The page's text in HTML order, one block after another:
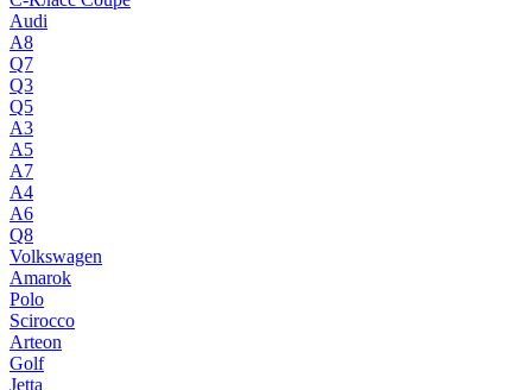
Audi
A8
Q7
Q3
Q5
A3
A5
A7
A4
A6
Q8
Volkswagen
Amarok
Polo
Scirocco
Arteon
Golf
Jetta